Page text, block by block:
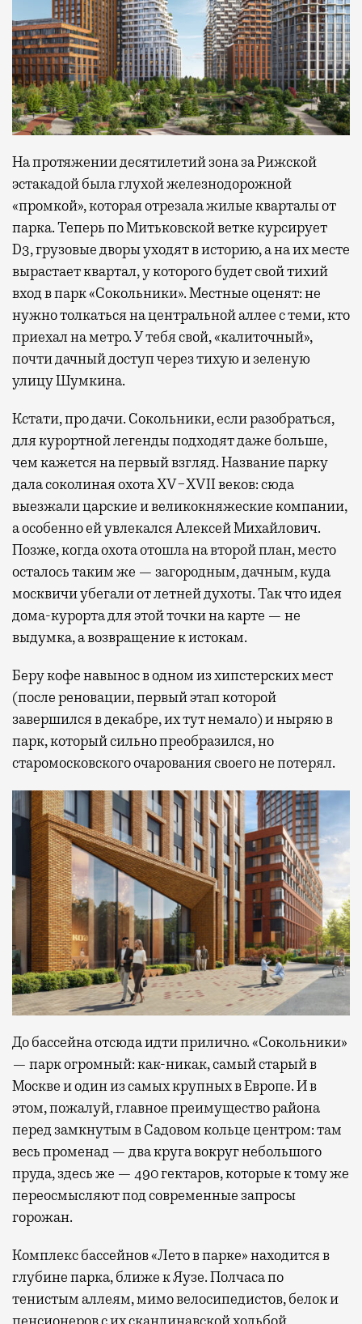
На протяжении десятилетий зона за Рижской
эстакадой была глухой железнодорожной
«промкой», которая отрезала жилые кварталы от
парка. Теперь по Митьковской ветке курсирует
D3, грузовые дворы уходят в историю, а на их месте
вырастает квартал, у которого будет свой тихий
вход в парк «Сокольники». Местные оценят: не
нужно толкаться на центральной аллее с теми, кто
приехал на метро. У тебя свой, «калиточный»,
почти дачный доступ через тихую и зеленую
улицу Шумкина.
Кстати, про дачи. Сокольники, если разобраться,
для курортной легенды подходят даже больше,
чем кажется на первый взгляд. Название парку
дала соколиная охота XV−XVII веков: сюда
выезжали царские и великокняжеские компании,
а особенно ей увлекался Алексей Михайлович.
Позже, когда охота отошла на второй план, место
осталось таким же — загородным, дачным, куда
москвичи убегали от летней духоты. Так что идея
дома-курорта для этой точки на карте — не
выдумка, а возвращение к истокам.
Беру кофе навынос в одном из хипстерских мест
(после реновации, первый этап которой
завершился в декабре, их тут немало) и ныряю в
парк, который сильно преобразился, но
старомосковского очарования своего не потерял.
До бассейна отсюда идти прилично. «Сокольники»
— парк огромный: как-никак, самый старый в
Москве и один из самых крупных в Европе. И в
этом, пожалуй, главное преимущество района
перед замкнутым в Садовом кольце центром: там
весь променад — два круга вокруг небольшого
пруда, здесь же — 490 гектаров, которые к тому же
переосмысляют под современные запросы
горожан.
Комплекс бассейнов «Лето в парке» находится в
глубине парка, ближе к Яузе. Полчаса по
тенистым аллеям, мимо велосипедистов, белок и